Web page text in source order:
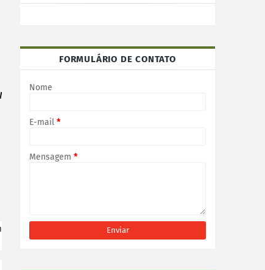
FORMULÁRIO DE CONTATO
Nome
E-mail *
Mensagem *